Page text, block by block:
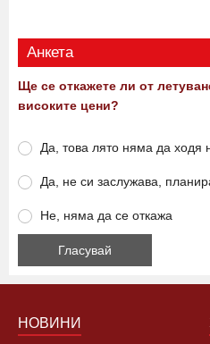
Анкета
Ще се откажете ли от
високите цени?
Да, това лято няма да ходя
Да, не си заслужава,
Не, няма да се откажа
НОВИНИ